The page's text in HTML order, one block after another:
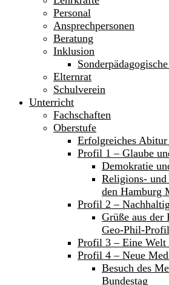
Personal
Ansprechpersonen
Beratung
Inklusion
Elternrat
Schulverein
Unterricht
Fachschaften
Oberstufe
Erfolgreiches Abitur
Profil 1 – Glaube
Demokratie
Religions-
den Hamburg
Profil 2 –
Grüße aus
Geo-Phil-
Profil 3 – Eine Welt
Profil 4 – Neue
Besuch des
Bundestag